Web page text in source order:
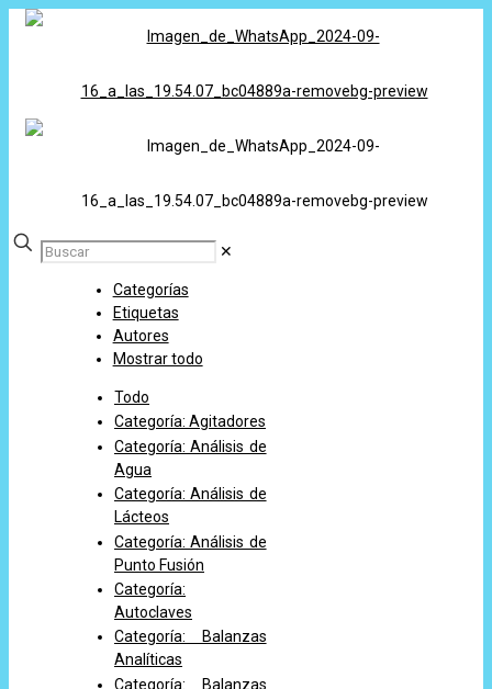
✕
Categorías
Etiquetas
Autores
Mostrar todo
Todo
Categoría: Agitadores
Categoría: Análisis de
Agua
Categoría: Análisis de
Lácteos
Categoría: Análisis de
Punto Fusión
Categoría:
Autoclaves
Categoría: Balanzas
Analíticas
Categoría: Balanzas